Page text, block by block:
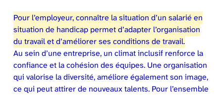
Pour l’employeur, connaître la situation d’un salarié en
situation de handicap permet d’adapter l’organisation
du travail et d’améliorer ses conditions de travail.
Au sein d’une entreprise, un climat inclusif renforce la
confiance et la cohésion des équipes. Une organisation
qui valorise la diversité, améliore également son image,
ce qui peut attirer de nouveaux talents. Pour l’ensemble